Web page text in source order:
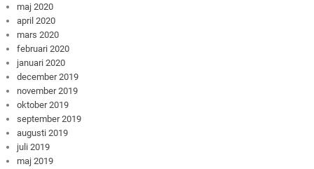
maj 2020
april 2020
mars 2020
februari 2020
januari 2020
december 2019
november 2019
oktober 2019
september 2019
augusti 2019
juli 2019
maj 2019